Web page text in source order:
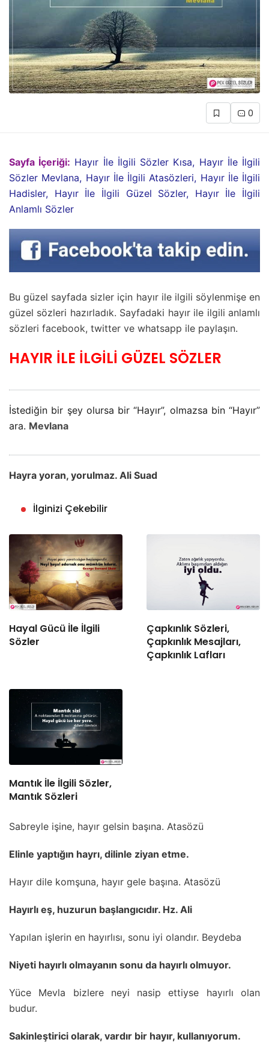
0
Sayfa İçeriği: Hayır İle İlgili Sözler Kısa, Hayır İle İlgili
Sözler Mevlana, Hayır İle İlgili Atasözleri, Hayır İle İlgili
Hadisler, Hayır İle İlgili Güzel Sözler, Hayır İle İlgili
Anlamlı Sözler
Bu güzel sayfada sizler için hayır ile ilgili söylenmişe en
güzel sözleri hazırladık. Sayfadaki hayır ile ilgili anlamlı
sözleri facebook, twitter ve whatsapp ile paylaşın.
HAYIR İLE İLGİLİ GÜZEL SÖZLER
İstediğin bir şey olursa bir “Hayır”, olmazsa bin “Hayır”
ara. Mevlana
Hayra yoran, yorulmaz. Ali Suad
İlginizi Çekebilir
Hayal Gücü İle İlgili
Sözler
Çapkınlık Sözleri,
Çapkınlık Mesajları,
Çapkınlık Lafları
Mantık İle İlgili Sözler,
Mantık Sözleri
Sabreyle işine, hayır gelsin başına. Atasözü
Elinle yaptığın hayrı, dilinle ziyan etme.
Hayır dile komşuna, hayır gele başına. Atasözü
Hayırlı eş, huzurun başlangıcıdır. Hz. Ali
Yapılan işlerin en hayırlısı, sonu iyi olandır. Beydeba
Niyeti hayırlı olmayanın sonu da hayırlı olmuyor.
Yüce Mevla bizlere neyi nasip ettiyse hayırlı olan
budur.
Sakinleştirici olarak, vardır bir hayır, kullanıyorum.